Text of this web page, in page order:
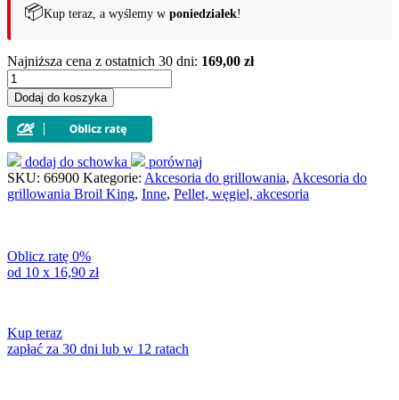
📦Kup teraz, a wyślemy w poniedziałek!
Najniższa cena z ostatnich 30 dni: 169,00 zł
ilość
Pojemnik
na
pellety
Broil
King
(66900)
Dodaj do koszyka
dodaj do schowka
porównaj
SKU: 66900 Kategorie: Akcesoria do grillowania, Akcesoria do
grillowania Broil King, Inne, Pellet, węgiel, akcesoria
Oblicz ratę 0%
od 10 x 16,90 zł
Kup teraz
zapłać za 30 dni lub w 12 ratach